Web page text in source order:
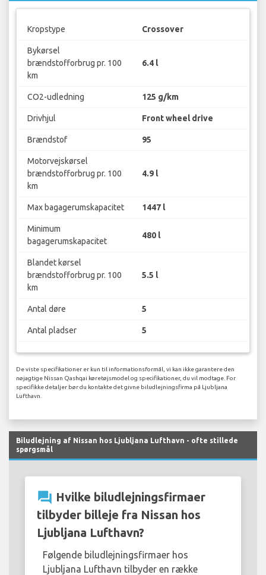
Kropstype Crossover
Bykørsel
brændstofforbrug pr. 100
km
6.4 l
CO2-udledning 125 g/km
Drivhjul Front wheel drive
Brændstof 95
Motorvejskørsel
brændstofforbrug pr. 100
km
4.9 l
Max bagagerumskapacitet 1447 l
Minimum
bagagerumskapacitet
480 l
Blandet kørsel
brændstofforbrug pr. 100
km
5.5 l
Antal døre 5
Antal pladser 5
De viste specifikationer er kun til informationsformål, vi kan ikke garantere den
nøjagtige Nissan Qashqai køretøjsmodel og specifikationer, du vil modtage. For
specifikke detaljer bør du kontakte det givne biludlejningsfirma på Ljubljana
Lufthavn.
Biludlejning af Nissan hos Ljubljana Lufthavn - ofte stillede
spørgsmål
question_answer Hvilke biludlejningsfirmaer
tilbyder billeje fra Nissan hos
Ljubljana Lufthavn?
Følgende biludlejningsfirmaer hos
Ljubljana Lufthavn tilbyder en række